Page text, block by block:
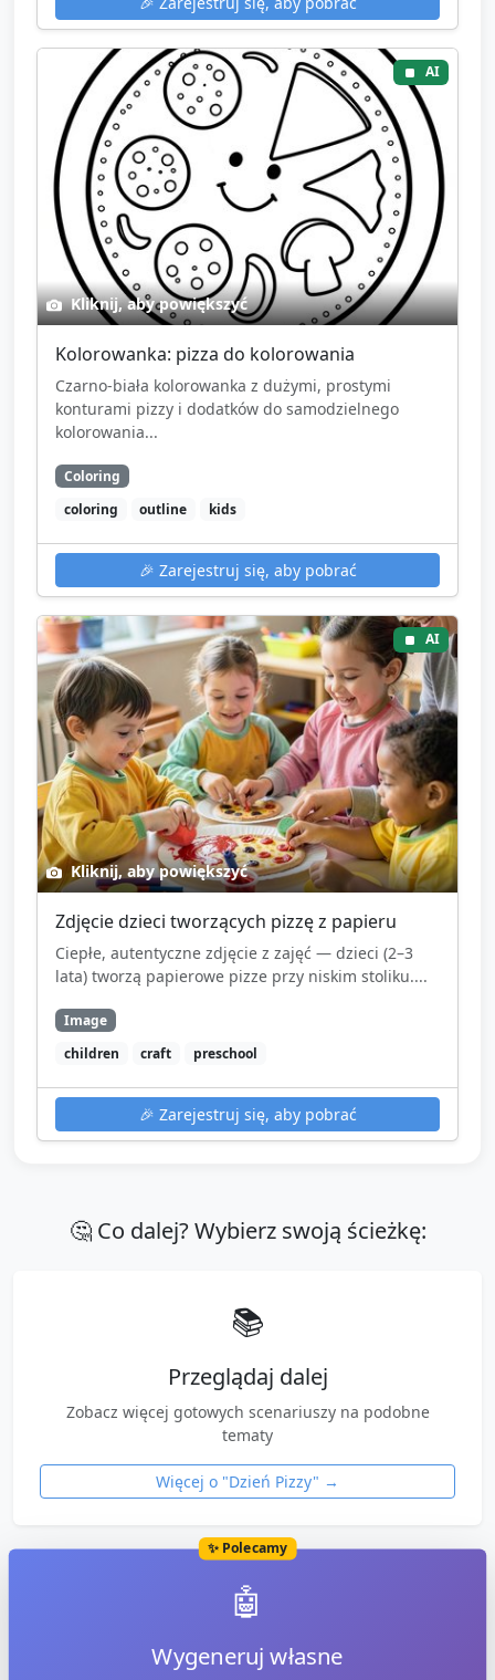
AI
Kliknij, aby powiększyć
Kolorowanka: pizza do kolorowania
Czarno-biała kolorowanka z dużymi, prostymi
konturami pizzy i dodatków do samodzielnego
kolorowania...
Coloring
coloring
outline kids
🎉 Zarejestruj się, aby pobrać
AI
Kliknij, aby powiększyć
Zdjęcie dzieci tworzących pizzę z papieru
Ciepłe, autentyczne zdjęcie z zajęć — dzieci (2–3
lata) tworzą papierowe pizze przy niskim stoliku....
Image
children
craft preschool
🎉 Zarejestruj się, aby pobrać
🤔 Co dalej? Wybierz swoją ścieżkę:
📚
Przeglądaj dalej
Zobacz więcej gotowych scenariuszy na podobne
tematy
Więcej o "Dzień Pizzy" →
✨ Polecamy
🤖
Wygeneruj własne